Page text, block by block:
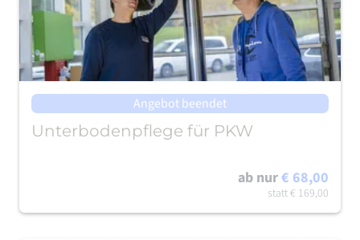
Angebot beendet
Unterbodenpflege für PKW
ab nur€ 68,00
statt€ 169,00